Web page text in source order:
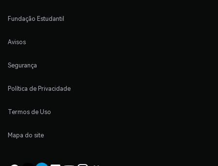
Fundação Estudantil
Avisos
Segurança
Política de Privacidade
Termos de Uso
Mapa do site